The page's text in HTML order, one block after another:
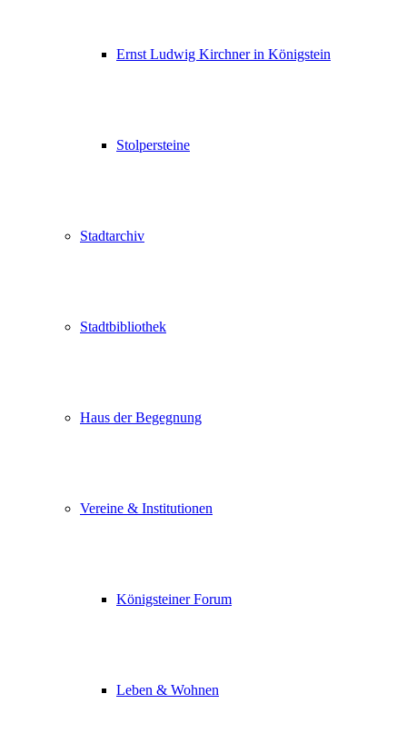
Ernst Ludwig Kirchner in Königstein
Stolpersteine
Stadtarchiv
Stadtbibliothek
Haus der Begegnung
Vereine & Institutionen
Königsteiner Forum
Leben & Wohnen